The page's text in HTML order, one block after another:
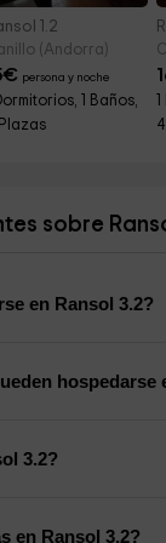
1.2
(Andorra)
€ persona y noche
Dormitorios, 1 Baños,
sobre
en Ransol 3.2?
hospedarse
3.2?
en Ransol 3.2?